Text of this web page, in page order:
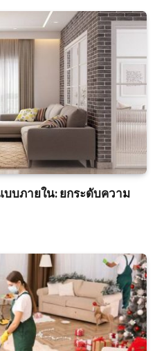
บภายใน: ยกระดับความ